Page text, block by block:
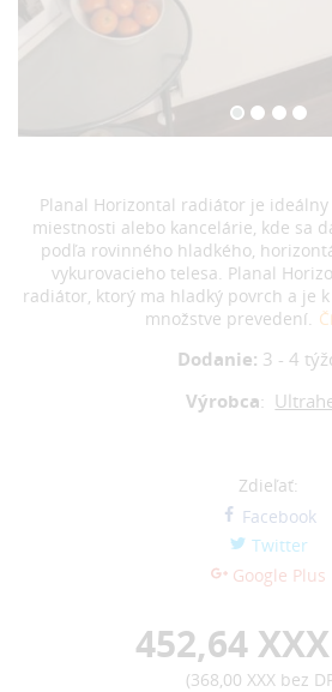
Planal Horizontal radiátor je
miestnosti alebo kancelárie, kde sa
podľa rovinného hladkého,
vykurovacieho telesa. Planal
radiátor, ktorý ma hladký povrch a je
množstve prevedení.
Dodanie: 3 - 4
Výrobca:
Zdieľať:
Facebook
Twitter
Google Plus
452,64 XXX
(368,00 XXX bez